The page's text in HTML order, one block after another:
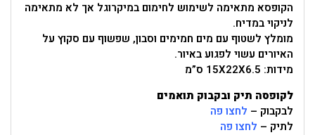
הקופסא מתאימה לשימוש לחימום במיקרוגל אך לא מתאימה
לניקוי במדיח.
מומלץ לשטוף עם מים חמימים וסבון, שפשוף עם סקוץ על
האיורים עשוי לפגוע באיור.
מידות: 15X22X6.5 ס”מ
לקופסה תיק ובקבוק תואמים
לבקבוק – לחצו פה
לתיק – לחצו פה